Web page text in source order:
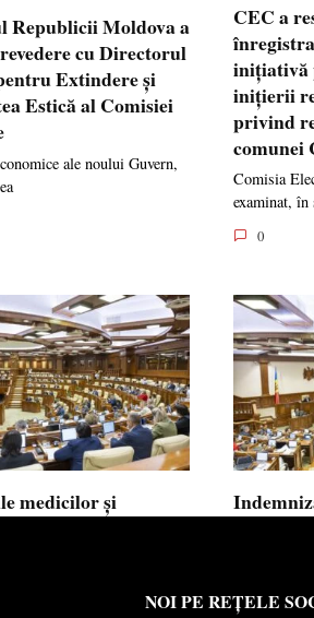
Republicii Moldova a
cu Directorul
Extindere și
Estică al Comisiei
ale noului Guvern,
CEC a
inițiativă
inițierii
privind
comunei
Comisia
examinat, în
0
medicilor și
obținute de medici
copilului
NOI PE REȚELE